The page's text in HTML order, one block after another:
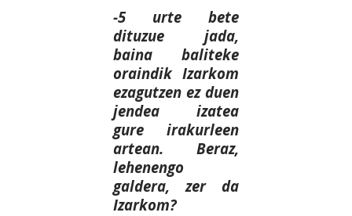
-5 urte bete
dituzue jada,
baina baliteke
oraindik Izarkom
ezagutzen ez duen
jendea izatea
gure irakurleen
artean. Beraz,
lehenengo
galdera, zer da
Izarkom?